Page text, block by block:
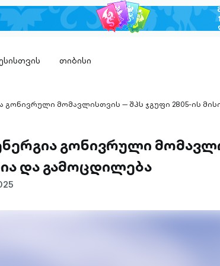
თიბისი
გონივრული მომავლისთვის — შპს ჯგუფი 2805-ის
გონივრული
და გამოცდილება